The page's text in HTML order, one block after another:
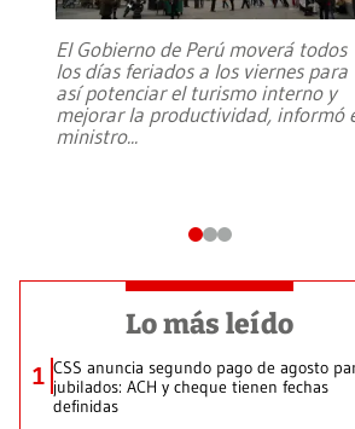
El Gobierno de Perú moverá todos
los días feriados a los viernes para
así potenciar el turismo interno y
mejorar la productividad, informó
ministro...
Lo más leído
1 CSS anuncia segundo pago de agosto
jubilados: ACH y cheque tienen fechas
definidas